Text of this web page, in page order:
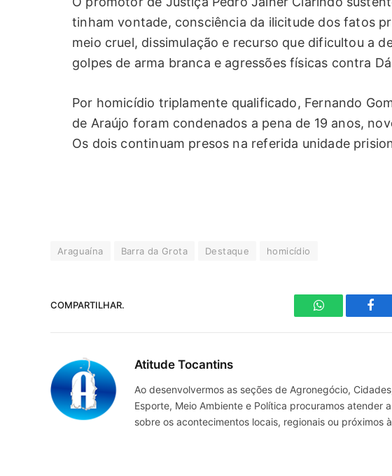
tinham vontade, consciência da ilicitude dos fatos
meio cruel, dissimulação e recurso que dificultou a
golpes de arma branca e agressões físicas contra
Por homicídio triplamente qualificado, Fernando
de Araújo foram condenados a pena de 19 anos,
Os dois continuam presos na referida unidade
Araguaína Barra da Grota Destaque homicídio
COMPARTILHAR.
WhatsApp
Atitude Tocantins
Ao desenvolvermos as seções de Agronegócio,
Esporte, Meio Ambiente e Política procuramos atender
sobre os acontecimentos locais, regionais ou próximos